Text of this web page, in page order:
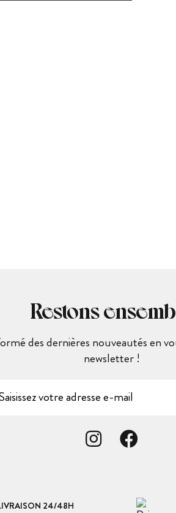
Restons
des dernières nouveautés en
newsletter !
24/48H